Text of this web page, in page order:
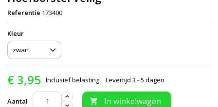
Referentie 173400
Kleur
€ 3,95 Inclusief belasting Levertijd 3 - 5 dagen
Aantal  In winkelwagen